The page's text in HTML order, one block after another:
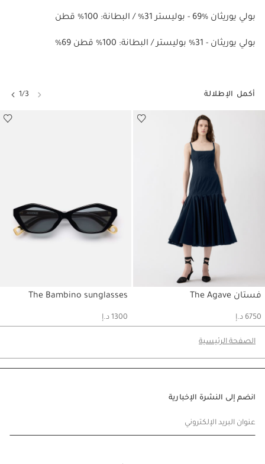
بولي يوريثان %69 - بوليستر 31% / البطانة: 100% قطن
%69 بولي يوريثان - 31% بوليستر / البطانة: 100% قطن
أكمل الإطلالة
فستان The Agave
حسابي
6750 د.إ
The Bambino sunglasses
حسابي
1300 د.إ
1/3
الصفحة الرئيسية
انضم إلى النشرة الإخبارية
عنوان البريد الإلكتروني